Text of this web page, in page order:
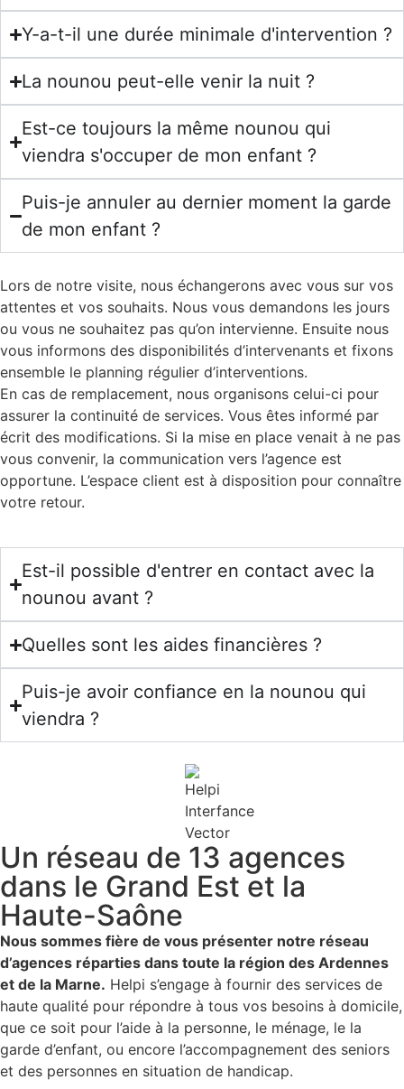
Y-a-t-il une durée minimale d'intervention ?
La nounou peut-elle venir la nuit ?
Est-ce toujours la même nounou qui
viendra s'occuper de mon enfant ?
Puis-je annuler au dernier moment la garde
de mon enfant ?
Lors de notre visite, nous échangerons avec vous sur vos
attentes et vos souhaits. Nous vous demandons les jours
ou vous ne souhaitez pas qu’on intervienne. Ensuite nous
vous informons des disponibilités d’intervenants et fixons
ensemble le planning régulier d’interventions.
En cas de remplacement, nous organisons celui-ci pour
assurer la continuité de services. Vous êtes informé par
écrit des modifications. Si la mise en place venait à ne pas
vous convenir, la communication vers l’agence est
opportune. L’espace client est à disposition pour connaître
votre retour.
Est-il possible d'entrer en contact avec la
nounou avant ?
Quelles sont les aides financières ?
Puis-je avoir confiance en la nounou qui
viendra ?
Un réseau de 13 agences
dans le Grand Est et la
Haute-Saône
Nous sommes fière de vous présenter notre réseau
d’agences réparties dans toute la région des Ardennes
et de la Marne. Helpi s’engage à fournir des services de
haute qualité pour répondre à tous vos besoins à domicile,
que ce soit pour l’aide à la personne, le ménage, le la
garde d’enfant, ou encore l’accompagnement des seniors
et des personnes en situation de handicap.